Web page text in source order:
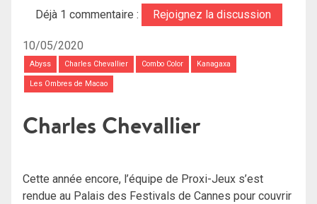
Déjà 1 commentaire : Rejoignez la discussion
10/05/2020
Abyss Charles Chevallier Combo Color Kanagaxa
Les Ombres de Macao
Charles Chevallier
Cette année encore, l’équipe de Proxi-Jeux s’est
rendue au Palais des Festivals de Cannes pour couvrir